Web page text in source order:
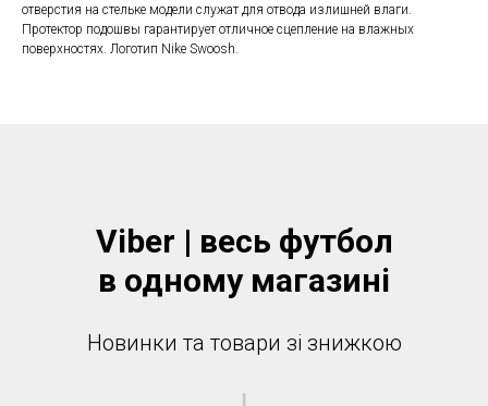
отверстия на стельке модели служат для отвода излишней влаги.
Протектор подошвы гарантирует отличное сцепление на влажных
поверхностях. Логотип Nike Swoosh.
Viber | весь футбол
в одному магазинi
Новинки та товари зі знижкою